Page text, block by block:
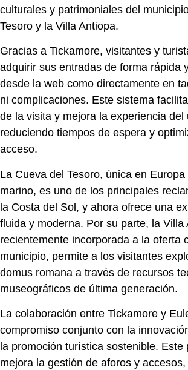
culturales y patrimoniales del
Tesoro y la Villa Antiopa.
Gracias a Tickamore, visitantes y
adquirir sus entradas de forma rápida
desde la web como directamente en
ni complicaciones. Este sistema
de la visita y mejora la experiencia del
reduciendo tiempos de espera y
acceso.
La Cueva del Tesoro, única en Europa
marino, es uno de los principales
la Costa del Sol, y ahora ofrece una
fluida y moderna. Por su parte, la Villa
recientemente incorporada a la oferta
municipio, permite a los visitantes
domus romana a través de recursos
museográficos de última generación.
La colaboración entre Tickamore y
compromiso conjunto con la
la promoción turística sostenible. Este
mejora la gestión de aforos y